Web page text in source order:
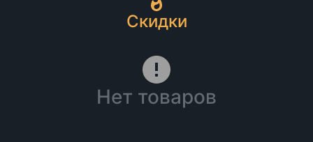
Скидки
Нет товаров